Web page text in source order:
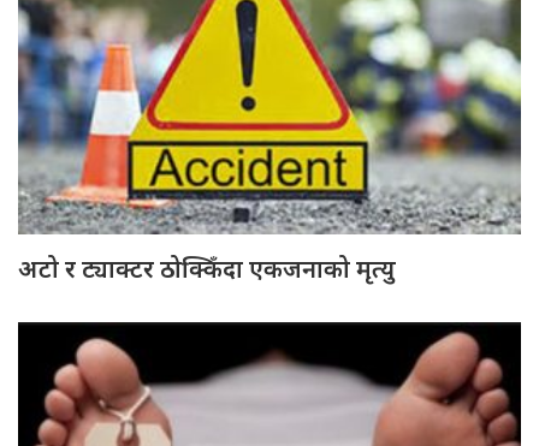
अटो र ट्याक्टर ठोक्किँदा एकजनाको मृत्यु